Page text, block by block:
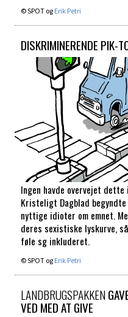
© SPOT og Erik Petri
DISKRIMINERENDE PIK-
Ingen havde overvejet
Kristeligt Dagblad
nyttige idioter om emnet.
deres sexistiske lyskurve,
føle sg inkluderet.
© SPOT og Erik Petri
LANDBRUGSPAKKEN
VED MED AT GIVE